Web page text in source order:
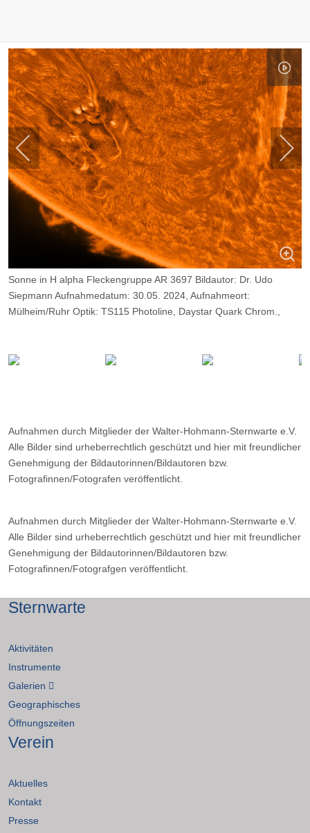
Sonne in H alpha Fleckengruppe AR 3697 Bildautor: Dr. Udo
Siepmann Aufnahmedatum: 30.05. 2024, Aufnahmeort:
Mülheim/Ruhr Optik: TS115 Photoline, Daystar Quark Chrom.,
Belichtung: 2000 Frames, davon 10%.
Aufnahmen durch Mitglieder der Walter-Hohmann-Sternwarte e.V.
Alle Bilder sind urheberrechtlich geschützt und hier mit freundlicher
Genehmigung der Bildautorinnen/Bildautoren bzw.
Fotografinnen/Fotografen veröffentlicht.
Aufnahmen durch Mitglieder der Walter-Hohmann-Sternwarte e.V.
Alle Bilder sind urheberrechtlich geschützt und hier mit freundlicher
Genehmigung der Bildautorinnen/Bildautoren bzw.
Fotografinnen/Fotografgen veröffentlicht.
Sternwarte
Aktivitäten
Instrumente
Galerien
Geographisches
Öffnungszeiten
Verein
Aktuelles
Kontakt
Presse